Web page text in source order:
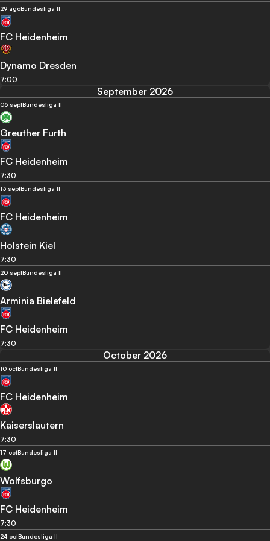
29 agoBundesliga II
FC Heidenheim
Dynamo Dresden
7:00
September 2026
06 septBundesliga II
Greuther Furth
FC Heidenheim
7:30
13 septBundesliga II
FC Heidenheim
Holstein Kiel
7:30
20 septBundesliga II
Arminia Bielefeld
FC Heidenheim
7:30
October 2026
10 octBundesliga II
FC Heidenheim
Kaiserslautern
7:30
17 octBundesliga II
Wolfsburgo
FC Heidenheim
7:30
24 octBundesliga II